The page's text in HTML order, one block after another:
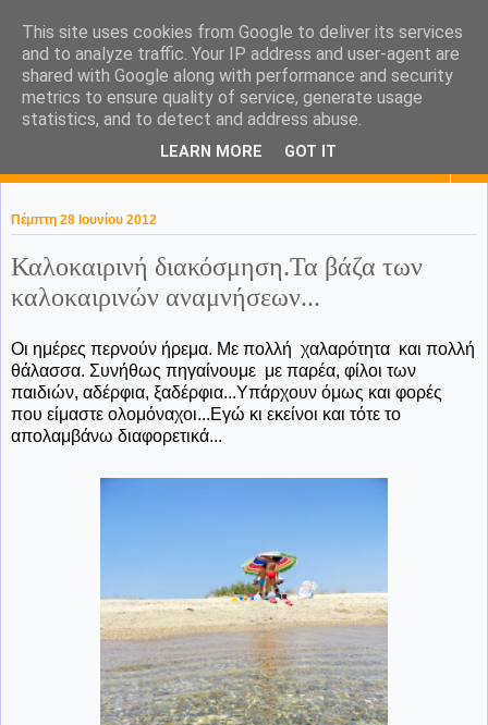
KaPa. Me without you...tea
without a biscuit!
Πέμπτη 28 Ιουνίου 2012
Καλοκαιρινή διακόσμηση.Τα βάζα των
καλοκαιρινών αναμνήσεων...
Οι ημέρες περνούν ήρεμα. Με πολλή χαλαρότητα και πολλή
θάλασσα. Συνήθως πηγαίνουμε με παρέα, φίλοι των
παιδιών, αδέρφια, ξαδέρφια...Υπάρχουν όμως και φορές
που είμαστε ολομόναχοι...Εγώ κι εκείνοι και τότε το
απολαμβάνω διαφορετικά...
This site uses cookies from Google to deliver its services
and to analyze traffic. Your IP address and user-agent are
shared with Google along with performance and security
metrics to ensure quality of service, generate usage
statistics, and to detect and address abuse.
LEARN MORE GOT IT